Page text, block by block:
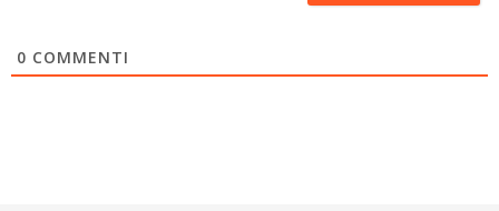
0 COMMENTI